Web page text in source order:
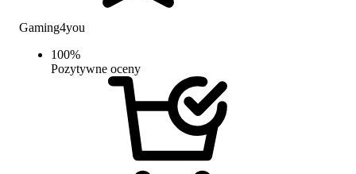
Gaming4you
100%
Pozytywne oceny